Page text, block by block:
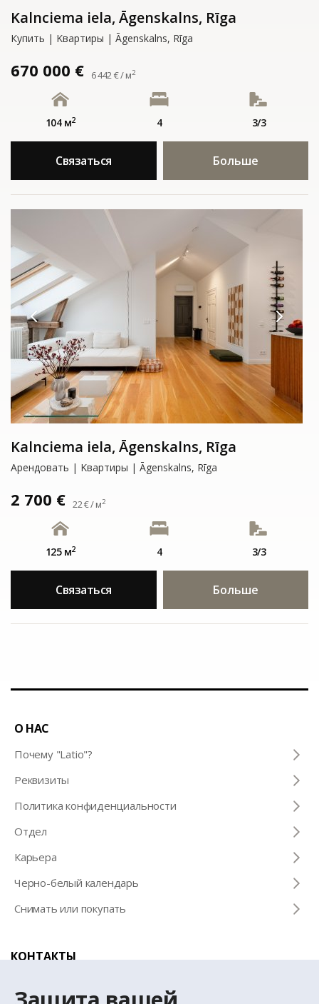
Kalnciema iela, Āgenskalns, Rīga
Купить | Kвартиры | Āgenskalns, Rīga
670 000 € 6 442 € / м2
104 м2 4 3/3
Связаться Больше
Kalnciema iela, Āgenskalns, Rīga
Арендовать | Kвартиры | Āgenskalns, Rīga
2 700 € 22 € / м2
125 м2 4 3/3
Связаться Больше
О НАС
Почему "Latio"?
Pеквизиты
Политика конфиденциальности
Отдел
Карьера
Черно-белый календарь
Снимать или покупать
КОНТАКТЫ